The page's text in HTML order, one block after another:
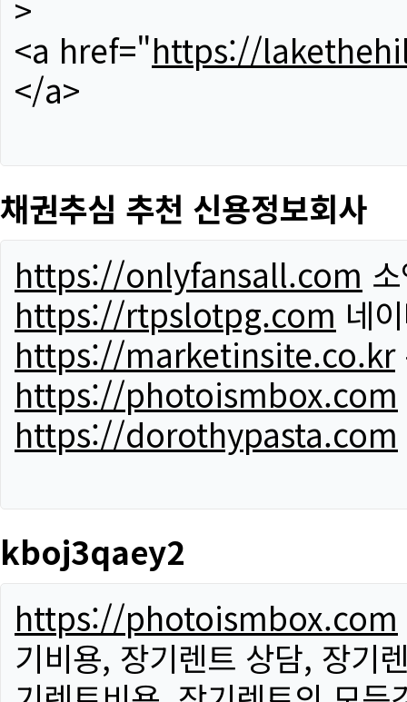
>
<a href="https://
</a>
채권추심 추천 신용정보회사
https://onlyfansall.com
https://rtpslotpg.com 네
https://marketinsite.co.kr
https://photoismbox.com
https://dorothypasta.com
kboj3qaey2
https://photoismbox.com
기비용, 장기렌트 상담, 장기